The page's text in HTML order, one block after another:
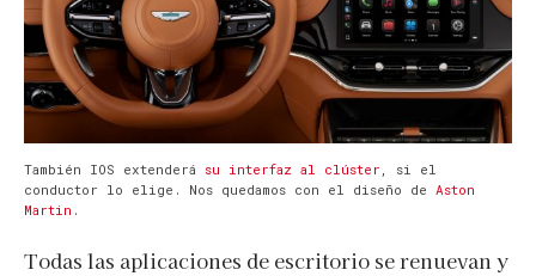
También IOS extenderá su interfaz al clúster , si el
conductor lo elige. Nos quedamos con el diseño de Aston
Martin .
Todas las aplicaciones de escritorio se renuevan y